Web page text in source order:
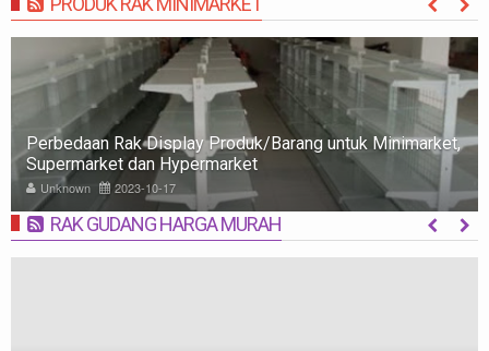
Perbedaan Rak Display Produk/Barang untuk Minimarket,
Supermarket dan Hypermarket
Unknown 2023-10-17
RAK GUDANG HARGA MURAH MORE